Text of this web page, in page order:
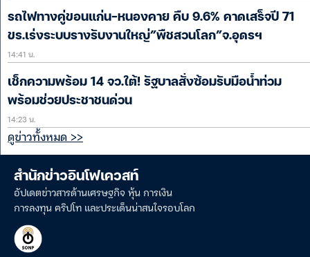
รถไฟทางคู่ขอนแก่น-หนองคาย คืบ 9.6% คาดเสร็จปี 71
ขร.เร่งระบบรางรับงานใหญ่”พืชสวนโลก”จ.อุดรฯ
14:41 น.
เช็กความพร้อม 14 จว.ใต้! รัฐบาลสั่งซ้อมรับมือน้ำท่วม
พร้อมช่วยประชาชนด่วน
14:23 น.
ดูข่าวทั้งหมด >>
สำนักข่าวอินโฟเควสท์
อัปเดตข่าวสารด้านเศรษฐกิจ หุ้น การเงิน
การลงทุน คริปโท และประเด็นน่าสนใจรอบโลก